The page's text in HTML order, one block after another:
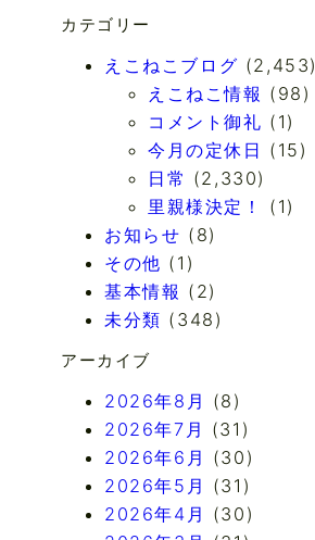
カテゴリー
えこねこブログ (2,453)
えこねこ情報 (98)
コメント御礼 (1)
今月の定休日 (15)
日常 (2,330)
里親様決定！
(1)
お知らせ (8)
その他 (1)
基本情報 (2)
未分類 (348)
アーカイブ
2026年8月 (8)
2026年7月 (31)
2026年6月 (30)
2026年5月 (31)
2026年4月 (30)